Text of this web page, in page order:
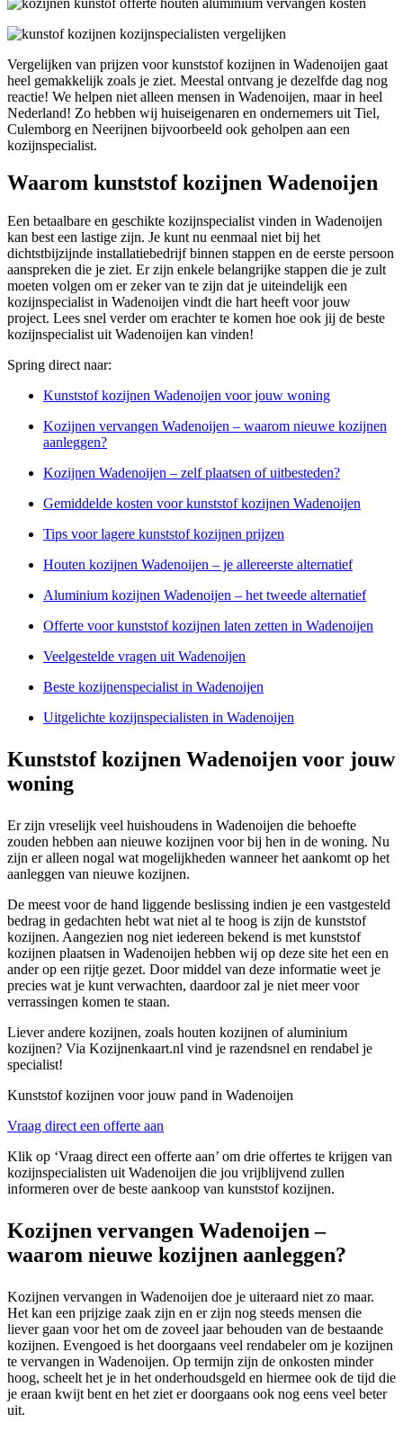
Vergelijken van prijzen voor kunststof kozijnen in Wadenoijen gaat
heel gemakkelijk zoals je ziet. Meestal ontvang je dezelfde dag nog
reactie! We helpen niet alleen mensen in Wadenoijen, maar in heel
Nederland! Zo hebben wij huiseigenaren en ondernemers uit Tiel,
Culemborg en Neerijnen bijvoorbeeld ook geholpen aan een
kozijnspecialist.
Waarom kunststof kozijnen Wadenoijen
Een betaalbare en geschikte kozijnspecialist vinden in Wadenoijen
kan best een lastige zijn. Je kunt nu eenmaal niet bij het
dichtstbijzijnde installatiebedrijf binnen stappen en de eerste persoon
aanspreken die je ziet. Er zijn enkele belangrijke stappen die je zult
moeten volgen om er zeker van te zijn dat je uiteindelijk een
kozijnspecialist in Wadenoijen vindt die hart heeft voor jouw
project. Lees snel verder om erachter te komen hoe ook jij de beste
kozijnspecialist uit Wadenoijen kan vinden!
Spring direct naar:
Kunststof kozijnen Wadenoijen voor jouw woning
Kozijnen vervangen Wadenoijen – waarom nieuwe kozijnen
aanleggen?
Kozijnen Wadenoijen – zelf plaatsen of uitbesteden?
Gemiddelde kosten voor kunststof kozijnen Wadenoijen
Tips voor lagere kunststof kozijnen prijzen
Houten kozijnen Wadenoijen – je allereerste alternatief
Aluminium kozijnen Wadenoijen – het tweede alternatief
Offerte voor kunststof kozijnen laten zetten in Wadenoijen
Veelgestelde vragen uit Wadenoijen
Beste kozijnenspecialist in Wadenoijen
Uitgelichte kozijnspecialisten in Wadenoijen
Kunststof kozijnen Wadenoijen voor jouw
woning
Er zijn vreselijk veel huishoudens in Wadenoijen die behoefte
zouden hebben aan nieuwe kozijnen voor bij hen in de woning. Nu
zijn er alleen nogal wat mogelijkheden wanneer het aankomt op het
aanleggen van nieuwe kozijnen.
De meest voor de hand liggende beslissing indien je een vastgesteld
bedrag in gedachten hebt wat niet al te hoog is zijn de kunststof
kozijnen. Aangezien nog niet iedereen bekend is met kunststof
kozijnen plaatsen in Wadenoijen hebben wij op deze site het een en
ander op een rijtje gezet. Door middel van deze informatie weet je
precies wat je kunt verwachten, daardoor zal je niet meer voor
verrassingen komen te staan.
Liever andere kozijnen, zoals houten kozijnen of aluminium
kozijnen? Via Kozijnenkaart.nl vind je razendsnel en rendabel je
specialist!
Kunststof kozijnen voor jouw pand in Wadenoijen
Vraag direct een offerte aan
Klik op ‘Vraag direct een offerte aan’ om drie offertes te krijgen van
kozijnspecialisten uit Wadenoijen die jou vrijblijvend zullen
informeren over de beste aankoop van kunststof kozijnen.
Kozijnen vervangen Wadenoijen –
waarom nieuwe kozijnen aanleggen?
Kozijnen vervangen in Wadenoijen doe je uiteraard niet zo maar.
Het kan een prijzige zaak zijn en er zijn nog steeds mensen die
liever gaan voor het om de zoveel jaar behouden van de bestaande
kozijnen. Evengoed is het doorgaans veel rendabeler om je kozijnen
te vervangen in Wadenoijen. Op termijn zijn de onkosten minder
hoog, scheelt het je in het onderhoudsgeld en hiermee ook de tijd die
je eraan kwijt bent en het ziet er doorgaans ook nog eens veel beter
uit.